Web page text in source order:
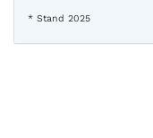
* Stand 2025